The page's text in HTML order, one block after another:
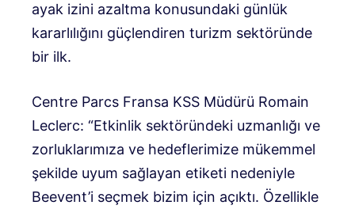
ayak izini azaltma konusundaki günlük
kararlılığını güçlendiren turizm sektöründe
bir ilk.
Centre Parcs Fransa KSS Müdürü Romain
Leclerc: “Etkinlik sektöründeki uzmanlığı ve
zorluklarımıza ve hedeflerimize mükemmel
şekilde uyum sağlayan etiketi nedeniyle
Beevent’i seçmek bizim için açıktı. Özellikle